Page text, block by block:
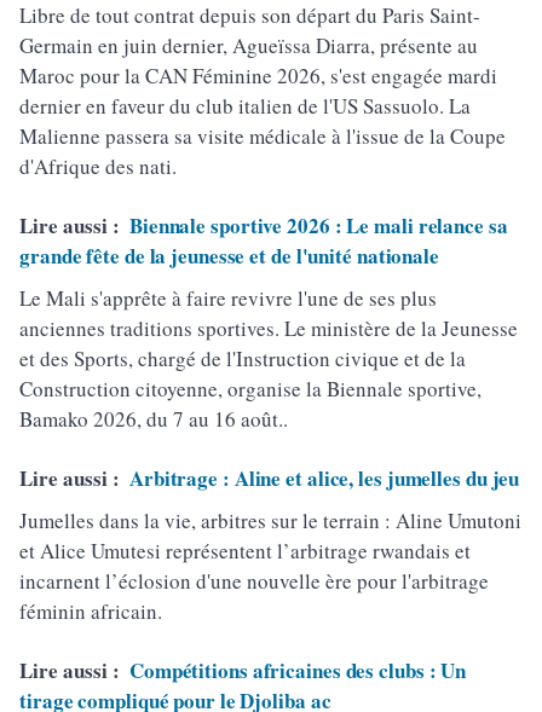
Libre de tout contrat depuis son départ du Paris Saint-
Germain en juin dernier, Agueïssa Diarra, présente au
Maroc pour la CAN Féminine 2026, s'est engagée mardi
dernier en faveur du club italien de l'US Sassuolo. La
Malienne passera sa visite médicale à l'issue de la Coupe
d'Afrique des nati.
Lire aussi : Biennale sportive 2026 : Le mali relance sa
grande fête de la jeunesse et de l'unité nationale
Le Mali s'apprête à faire revivre l'une de ses plus
anciennes traditions sportives. Le ministère de la Jeunesse
et des Sports, chargé de l'Instruction civique et de la
Construction citoyenne, organise la Biennale sportive,
Bamako 2026, du 7 au 16 août..
Lire aussi : Arbitrage : Aline et alice, les jumelles du jeu
Jumelles dans la vie, arbitres sur le terrain : Aline Umutoni
et Alice Umutesi représentent l’arbitrage rwandais et
incarnent l’éclosion d'une nouvelle ère pour l'arbitrage
féminin africain.
Lire aussi : Compétitions africaines des clubs : Un
tirage compliqué pour le Djoliba ac